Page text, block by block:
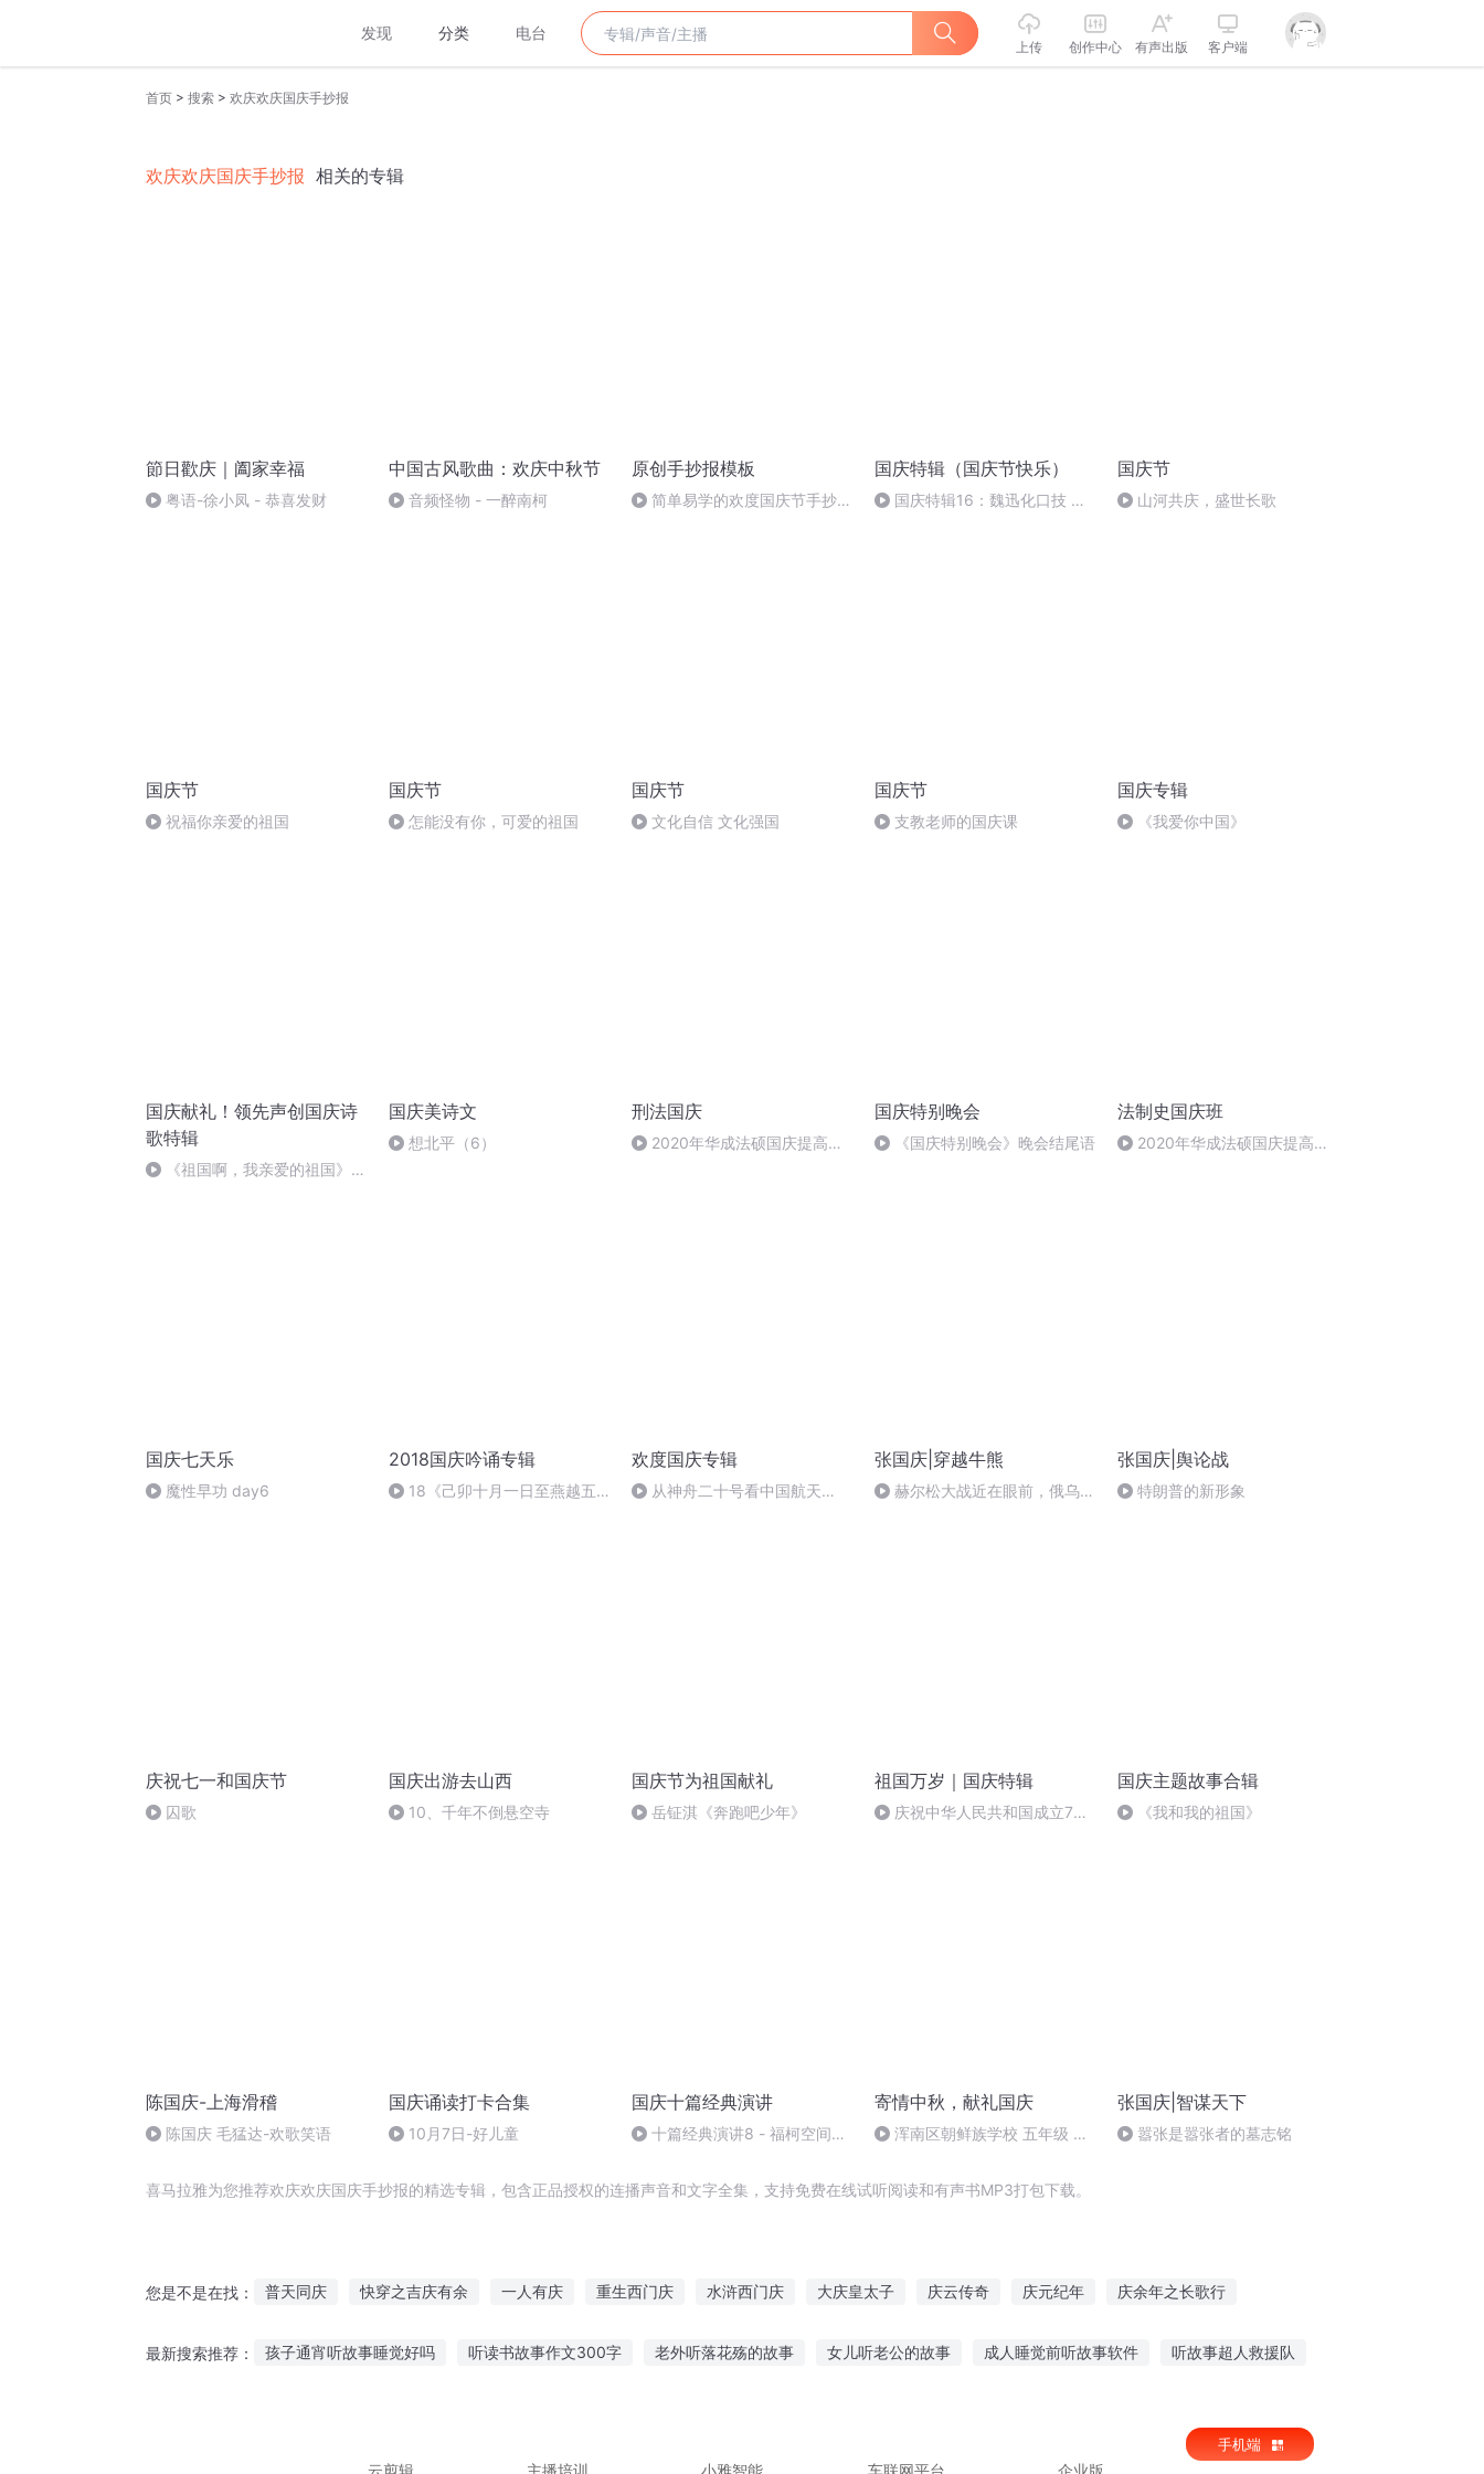
发现 分类 电台
上传 创作中心 有声出版 客户端
首页 > 搜索 > 欢庆欢庆国庆手抄报
欢庆欢庆国庆手抄报 相关的专辑
節日歡庆｜阖家幸福
粤语-徐小凤 - 恭喜发财
中国古风歌曲：欢庆中秋节
音频怪物 - 一醉南柯
原创手抄报模板
简单易学的欢度国庆节手抄报
国庆特辑（国庆节快乐）
国庆特辑16：魏迅化口技 二
国庆节
山河共庆，盛世长歌
国庆节
祝福你亲爱的祖国
国庆节
怎能没有你，可爱的祖国
国庆节
文化自信 文化强国
国庆节
支教老师的国庆课
国庆专辑
《我爱你中国》
国庆献礼！领先声创国庆诗
歌特辑
《祖国啊，我亲爱的祖国》温
国庆美诗文
想北平（6）
刑法国庆
2020年华成法硕国庆提高班
国庆特别晚会
《国庆特别晚会》晚会结尾语
法制史国庆班
2020年华成法硕国庆提高班
国庆七天乐
魔性早功 day6
2018国庆吟诵专辑
18《己卯十月一日至燕越五
欢度国庆专辑
从神舟二十号看中国航天
张国庆|穿越牛熊
赫尔松大战近在眼前，俄乌冲
张国庆|舆论战
特朗普的新形象
庆祝七一和国庆节
囚歌
国庆出游去山西
10、千年不倒悬空寺
国庆节为祖国献礼
岳钲淇《奔跑吧少年》
祖国万岁｜国庆特辑
庆祝中华人民共和国成立73
国庆主题故事合辑
《我和我的祖国》
陈国庆-上海滑稽
陈国庆 毛猛达-欢歌笑语
国庆诵读打卡合集
10月7日-好儿童
国庆十篇经典演讲
十篇经典演讲8 - 福柯空间回
寄情中秋，献礼国庆
浑南区朝鲜族学校 五年级 孙
张国庆|智谋天下
嚣张是嚣张者的墓志铭
喜马拉雅为您推荐欢庆欢庆国庆手抄报的精选专辑，包含正品授权的连播声音和文字全集，支持免费在线试听阅读和有声书MP3打包下载。
您是不是在找： 普天同庆 快穿之吉庆有余 一人有庆 重生西门庆 水浒西门庆 大庆皇太子 庆云传奇 庆元纪年 庆余年之长歌行
最新搜索推荐： 孩子通宵听故事睡觉好吗 听读书故事作文300字 老外听落花殇的故事 女儿听老公的故事 成人睡觉前听故事软件 听故事超人救援队
云剪辑
主播培训 小雅智能 车联网平台 企业版
手机端